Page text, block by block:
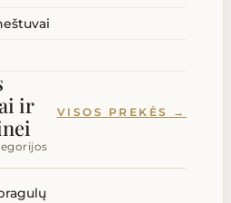
ir
VISOS PREKĖS →